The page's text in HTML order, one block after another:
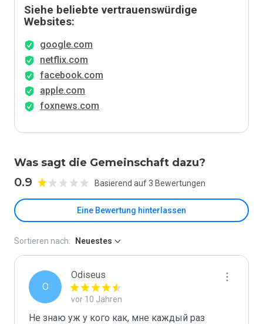
Siehe beliebte vertrauenswürdige
Websites:
google.com
netflix.com
facebook.com
apple.com
foxnews.com
Was sagt die Gemeinschaft dazu?
0.9 Basierend auf 3 Bewertungen
Eine Bewertung hinterlassen
Sortieren nach: Neuestes
O
Odiseus
vor 10 Jahren
Не знаю уж у кого как, мне каждый раз